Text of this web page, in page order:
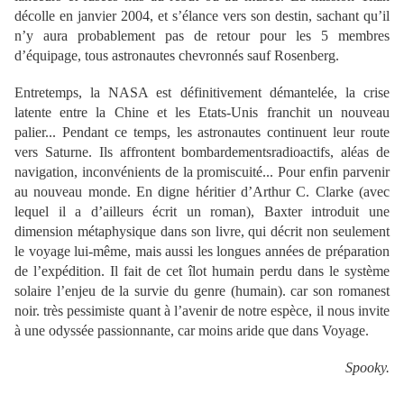
décolle en janvier 2004, et s’élance vers son destin, sachant qu’il
n’y aura probablement pas de retour pour les 5 membres
d’équipage, tous astronautes chevronnés sauf Rosenberg.
Entretemps, la NASA est définitivement démantelée, la crise
latente entre la Chine et les Etats-Unis franchit un nouveau
palier... Pendant ce temps, les astronautes continuent leur route
vers Saturne. Ils affrontent bombardementsradioactifs, aléas de
navigation, inconvénients de la promiscuité... Pour enfin parvenir
au nouveau monde. En digne héritier d’Arthur C. Clarke (avec
lequel il a d’ailleurs écrit un roman), Baxter introduit une
dimension métaphysique dans son livre, qui décrit non seulement
le voyage lui-même, mais aussi les longues années de préparation
de l’expédition. Il fait de cet îlot humain perdu dans le système
solaire l’enjeu de la survie du genre (humain). car son romanest
noir. très pessimiste quant à l’avenir de notre espèce, il nous invite
à une odyssée passionnante, car moins aride que dans Voyage.
Spooky.